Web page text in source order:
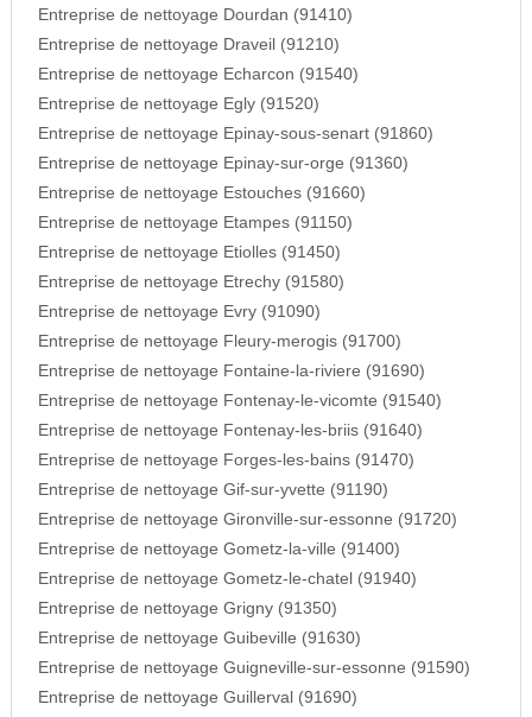
Entreprise de nettoyage Dourdan (91410)
Entreprise de nettoyage Draveil (91210)
Entreprise de nettoyage Echarcon (91540)
Entreprise de nettoyage Egly (91520)
Entreprise de nettoyage Epinay-sous-senart (91860)
Entreprise de nettoyage Epinay-sur-orge (91360)
Entreprise de nettoyage Estouches (91660)
Entreprise de nettoyage Etampes (91150)
Entreprise de nettoyage Etiolles (91450)
Entreprise de nettoyage Etrechy (91580)
Entreprise de nettoyage Evry (91090)
Entreprise de nettoyage Fleury-merogis (91700)
Entreprise de nettoyage Fontaine-la-riviere (91690)
Entreprise de nettoyage Fontenay-le-vicomte (91540)
Entreprise de nettoyage Fontenay-les-briis (91640)
Entreprise de nettoyage Forges-les-bains (91470)
Entreprise de nettoyage Gif-sur-yvette (91190)
Entreprise de nettoyage Gironville-sur-essonne (91720)
Entreprise de nettoyage Gometz-la-ville (91400)
Entreprise de nettoyage Gometz-le-chatel (91940)
Entreprise de nettoyage Grigny (91350)
Entreprise de nettoyage Guibeville (91630)
Entreprise de nettoyage Guigneville-sur-essonne (91590)
Entreprise de nettoyage Guillerval (91690)